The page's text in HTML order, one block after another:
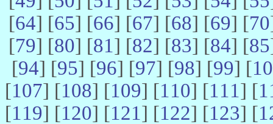
[64] [65] [66] [67] [68] [69] [70
[79] [80] [81] [82] [83] [84] [85
[94] [95] [96] [97] [98] [99] [
[107] [108] [109] [110] [111] [
[119] [120] [121] [122] [123] [